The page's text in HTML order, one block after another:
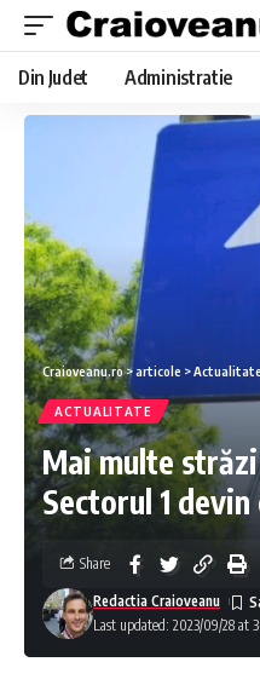
Din Judet Administratie
Craioveanu.ro>articole >Actualitate
ACTUALITATE
Mai multe
Sectorul 1 devin
Last updated: 2023/09/28 at
Redactia Craioveanu
Share